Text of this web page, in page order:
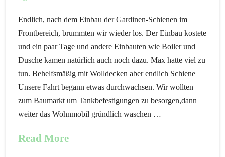
Endlich, nach dem Einbau der Gardinen-Schienen im
Frontbereich, brummten wir wieder los. Der Einbau kostete
und ein paar Tage und andere Einbauten wie Boiler und
Dusche kamen natürlich auch noch dazu. Max hatte viel zu
tun. Behelfsmäßig mit Wolldecken aber endlich Schiene
Unsere Fahrt begann etwas durchwachsen. Wir wollten
zum Baumarkt um Tankbefestigungen zu besorgen,dann
weiter das Wohnmobil gründlich waschen …
Read More